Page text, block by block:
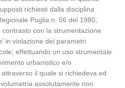
richiesti dalla disciplina
Puglia n. 56 del 1980,
con la strumentazione
in violazione dei parametri
effettuando un uso strumentale
urbanistico e/o
il quale si richiedeva ed
assolutamente non